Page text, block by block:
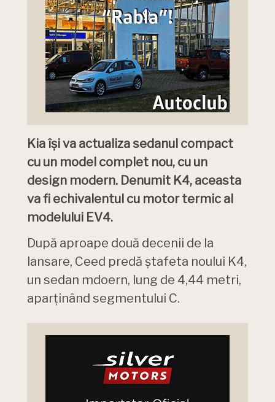
Kia își va actualiza sedanul compact
cu un model complet nou, cu un
design modern. Denumit K4, aceasta
va fi echivalentul cu motor termic al
modelului EV4.
După aproape două decenii de la
lansare, Ceed predă ștafeta noului K4,
un sedan mdoern, lung de 4,44 metri,
aparținând segmentului C.